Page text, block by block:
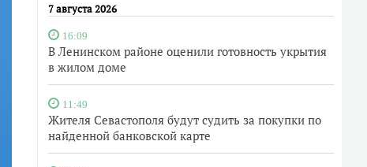
7 августа 2026
16:09
В Ленинском районе оценили готовность укрытия
в жилом доме
11:49
Жителя Севастополя будут судить за покупки по
найденной банковской карте